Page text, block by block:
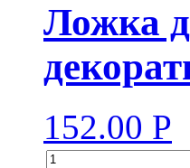
Ложка
152.00 Р